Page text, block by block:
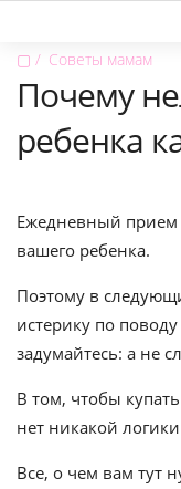
▢ Советы мамам
Почему
ребенка
Ежедневный
вашего ребенка.
Поэтому в
истерику по
задумайтесь: а не
В том, чтобы
нет никакой
Все, о чем вам тут